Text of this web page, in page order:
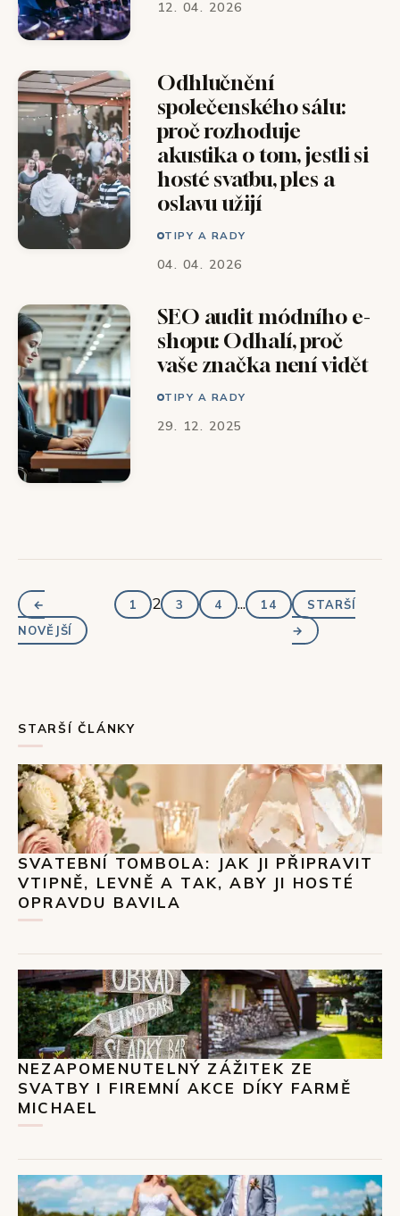
12. 04. 2026
Odhlučnění
společenského sálu:
proč rozhoduje
akustika o tom, jestli si
hosté svatbu, ples a
oslavu užijí
TIPY A RADY
04. 04. 2026
SEO audit módního e-
shopu: Odhalí, proč
vaše značka není vidět
TIPY A RADY
29. 12. 2025
←
NOVĚJŠÍ
1 2 3 4 ... 14
STARŠÍ
→
STARŠÍ ČLÁNKY
SVATEBNÍ TOMBOLA: JAK JI PŘIPRAVIT
VTIPNĚ, LEVNĚ A TAK, ABY JI HOSTÉ
OPRAVDU BAVILA
NEZAPOMENUTELNÝ ZÁŽITEK ZE
SVATBY I FIREMNÍ AKCE DÍKY FARMĚ
MICHAEL